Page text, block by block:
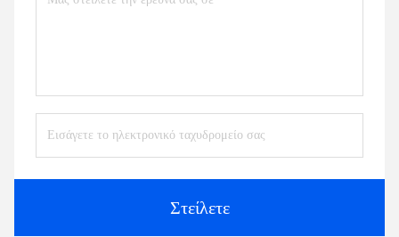
Στείλετε